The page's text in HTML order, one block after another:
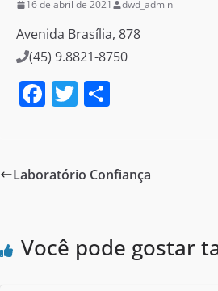
16 de abril de 2021 dwd_admin
Avenida Brasília, 878
(45) 9.8821-8750
F
e
o
T
er e
Laboratório Confiança
Você pode gostar